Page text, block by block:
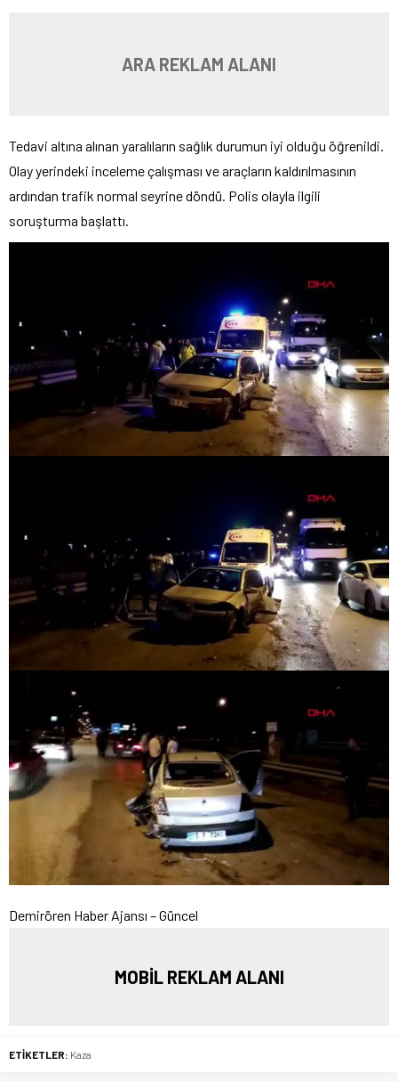
ARA REKLAM ALANI
Tedavi altına alınan yaralıların sağlık durumun iyi olduğu öğrenildi.
Olay yerindeki inceleme çalışması ve araçların kaldırılmasının
ardından trafik normal seyrine döndü. Polis olayla ilgili
soruşturma başlattı.
Demirören Haber Ajansı – Güncel
MOBİL REKLAM ALANI
ETİKETLER: Kaza